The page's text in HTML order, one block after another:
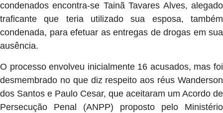
condenados encontra-se Tainã Tavares Alves, alegado
traficante que teria utilizado sua esposa, também
condenada, para efetuar as entregas de drogas em sua
ausência.
O processo envolveu inicialmente 16 acusados, mas foi
desmembrado no que diz respeito aos réus Wanderson
dos Santos e Paulo Cesar, que aceitaram um Acordo de
Persecução Penal (ANPP) proposto pelo Ministério